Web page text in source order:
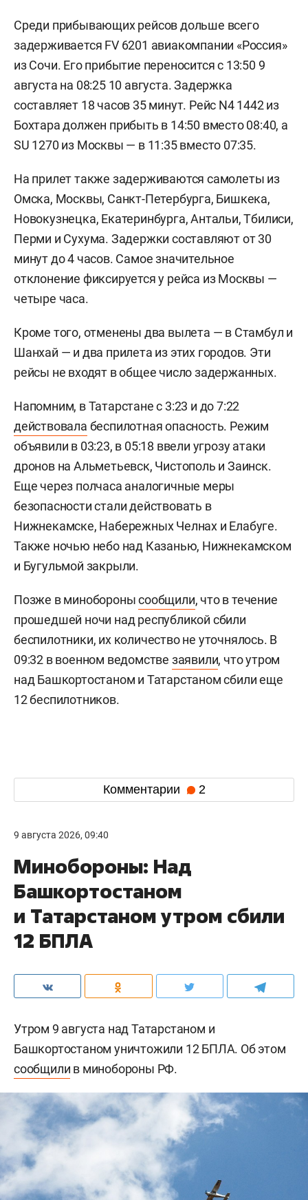
Среди прибывающих рейсов дольше всего
задерживается FV 6201 авиакомпании «Россия»
из Сочи. Его прибытие переносится с 13:50 9
августа на 08:25 10 августа. Задержка
составляет 18 часов 35 минут. Рейс N4 1442 из
Бохтара должен прибыть в 14:50 вместо 08:40, а
SU 1270 из Москвы — в 11:35 вместо 07:35.
На прилет также задерживаются самолеты из
Омска, Москвы, Санкт-Петербурга, Бишкека,
Новокузнецка, Екатеринбурга, Антальи, Тбилиси,
Перми и Сухума. Задержки составляют от 30
минут до 4 часов. Самое значительное
отклонение фиксируется у рейса из Москвы —
четыре часа.
Кроме того, отменены два вылета — в Стамбул и
Шанхай — и два прилета из этих городов. Эти
рейсы не входят в общее число задержанных.
Напомним, в Татарстане с 3:23 и до 7:22
действовала беспилотная опасность. Режим
объявили в 03:23, в 05:18 ввели угрозу атаки
дронов на Альметьевск, Чистополь и Заинск.
Еще через полчаса аналогичные меры
безопасности стали действовать в
Нижнекамске, Набережных Челнах и Елабуге.
Также ночью небо над Казанью, Нижнекамском
и Бугульмой закрыли.
Позже в миноборонысообщили, что в течение
прошедшей ночи над республикой сбили
беспилотники, их количество не уточнялось. В
09:32 в военном ведомстве заявили, что утром
над Башкортостаном и Татарстаном сбили еще
12 беспилотников.
Комментарии 2
9 августа 2026, 09:40
Минобороны: Над
Башкортостаном
и Татарстаном утром сбили
12 БПЛА
Утром 9 августа над Татарстаном и
Башкортостаном уничтожили 12 БПЛА. Об этом
сообщили в минобороны РФ.